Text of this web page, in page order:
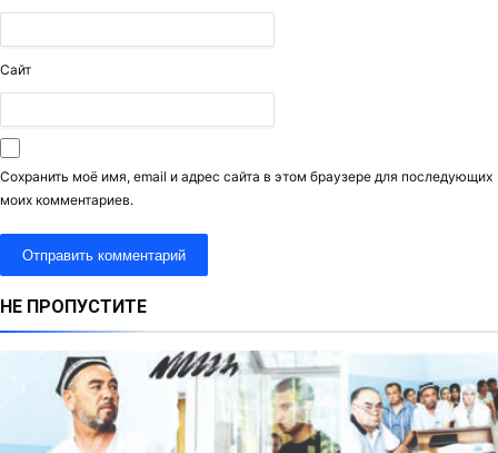
Сайт
Сохранить моё имя, email и адрес сайта в этом браузере для последующих
моих комментариев.
НЕ ПРОПУСТИТЕ